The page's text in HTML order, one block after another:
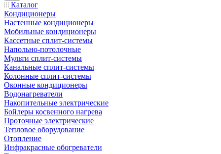
Каталог
Кондиционеры
Настенные кондиционеры
Мобильные кондиционеры
Кассетные сплит-системы
Напольно-потолочные
Мульти сплит-системы
Канальные сплит-системы
Колонные сплит-системы
Оконные кондиционеры
Водонагреватели
Накопительные электрические
Бойлеры косвенного нагрева
Проточные электрические
Тепловое оборудование
Отопление
Инфракрасные обогреватели